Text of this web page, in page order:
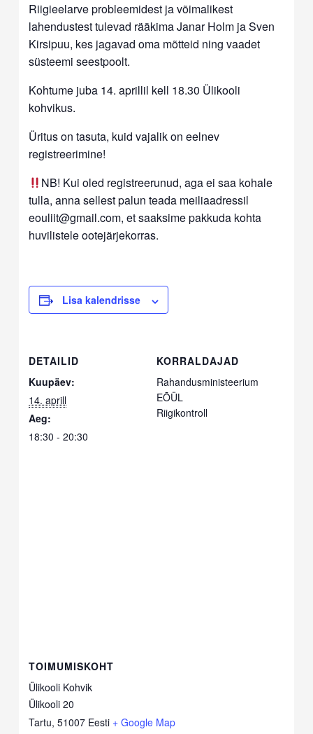
Riigieelarve probleemidest ja võimalikest
lahendustest tulevad rääkima Janar Holm ja Sven
Kirsipuu, kes jagavad oma mõtteid ning vaadet
süsteemi seestpoolt.
Kohtume juba 14. aprillil kell 18.30 Ülikooli
kohvikus.
Üritus on tasuta, kuid vajalik on eelnev
registreerimine!
NB! Kui oled registreerunud, aga ei saa kohale
tulla, anna sellest palun teada meiliaadressil
eouliit@gmail.com, et saaksime pakkuda kohta
huvilistele ootejärjekorras.
Lisa kalendrisse
DETAILID
Kuupäev:
14. aprill
Aeg:
18:30 - 20:30
KORRALDAJAD
Rahandusministeerium
EÕÜL
Riigikontroll
TOIMUMISKOHT
Ülikooli Kohvik
Ülikooli 20
Tartu, 51007 Eesti + Google Map